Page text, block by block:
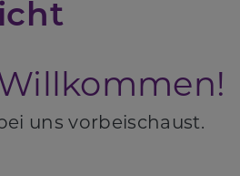
uns vorbeischaust.